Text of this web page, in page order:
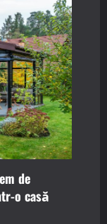
de
o casă